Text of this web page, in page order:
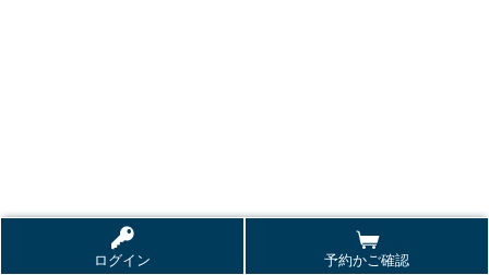
ログイン 予約かご確認